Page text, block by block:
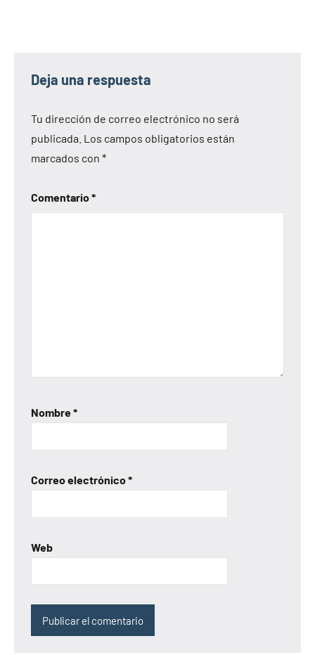
Deja una respuesta
Tu dirección de correo electrónico no será
publicada. Los campos obligatorios están
marcados con *
Comentario*
Nombre*
Correo electrónico*
Web